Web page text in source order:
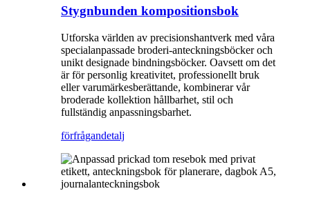
Stygnbunden kompositionsbok
Utforska världen av precisionshantverk med våra
specialanpassade broderi-anteckningsböcker och
unikt designade bindningsböcker. Oavsett om det
är för personlig kreativitet, professionellt bruk
eller varumärkesberättande, kombinerar vår
broderade kollektion hållbarhet, stil och
fullständig anpassningsbarhet.
förfrågandetalj